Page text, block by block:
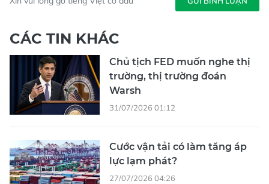
CÁC TIN KHÁC
Chủ tịch FED muốn nghe thị
trường, thị trường đoán
Warsh
31/07/2026 01:12
Cước vận tải có làm tăng áp
lực lạm phát?
27/07/2026 04:26